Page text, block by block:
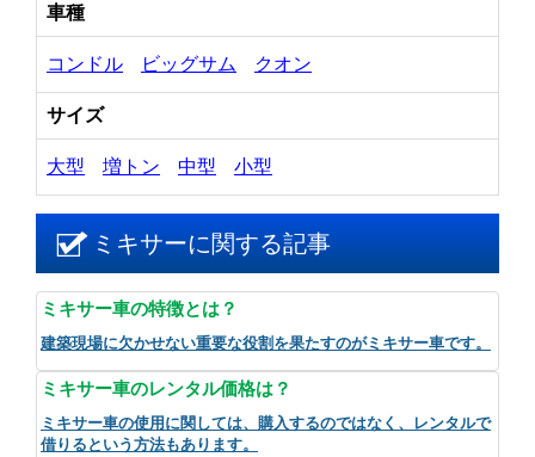
車種
コンドル ビッグサム クオン
サイズ
大型 増トン 中型 小型
ミキサーに関する記事
ミキサー車の特徴とは？
建築現場に欠かせない重要な役割を果たすのがミキサー車です。
ミキサー車のレンタル価格は？
ミキサー車の使用に関しては、購入するのではなく、レンタルで
借りるという方法もあります。